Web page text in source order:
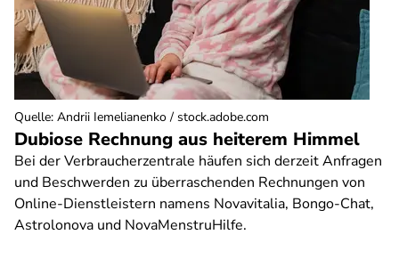
Dubiose Rechnung aus heiterem Himmel
Bei der Verbraucherzentrale häufen sich derzeit Anfragen
und Beschwerden zu überraschenden Rechnungen von
Online-Dienstleistern namens Novavitalia, Bongo-Chat,
Astrolonova und NovaMenstruHilfe.
Quelle: Andrii Iemelianenko / stock.adobe.com